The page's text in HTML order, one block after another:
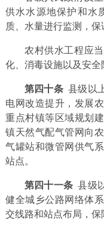
供水水源地保护和水
质、水量进行监测，保
农村供水工程应
化、消毒设施以及安全
第四十条 县级以
电网改造提升，发展
重点村镇等区域规划
镇天然气配气管网向
气罐站和微管网供气
站点。
第四十一条县级
健全城乡公路网络体
交线路和站点布局，保